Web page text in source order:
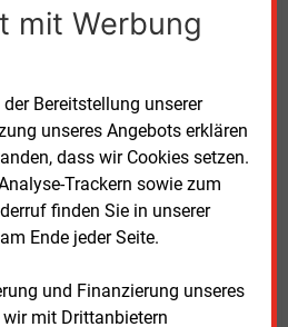
mit Werbung
Bereitstellung unserer
unseres Angebots erklären
dass wir Cookies setzen.
Trackern sowie zum
finden Sie in unserer
am Ende jeder Seite.
und Finanzierung unseres
mit Drittanbietern
höheren
kritisiert
zwischen
sehen die Ausschüsse
vorgesehene Mechanismus
teilweise abfedern.
begrenzt. Haushalte in
Gebäuden könnten dadurch